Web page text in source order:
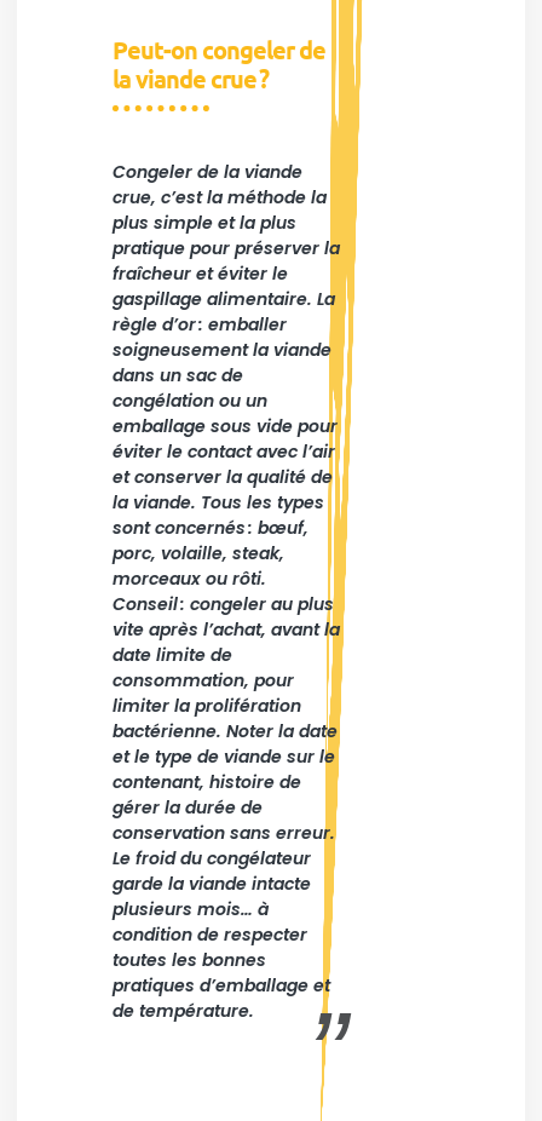
Peut-on congeler de
la viande crue ?
Congeler de la viande
crue, c’est la méthode la
plus simple et la plus
pratique pour préserver la
fraîcheur et éviter le
gaspillage alimentaire. La
règle d’or : emballer
soigneusement la viande
dans un sac de
congélation ou un
emballage sous vide pour
éviter le contact avec l’air
et conserver la qualité de
la viande. Tous les types
sont concernés : bœuf,
porc, volaille, steak,
morceaux ou rôti.
Conseil : congeler au plus
vite après l’achat, avant la
date limite de
consommation, pour
limiter la prolifération
bactérienne. Noter la date
et le type de viande sur le
contenant, histoire de
gérer la durée de
conservation sans erreur.
Le froid du congélateur
garde la viande intacte
plusieurs mois… à
condition de respecter
toutes les bonnes
pratiques d’emballage et
de température.